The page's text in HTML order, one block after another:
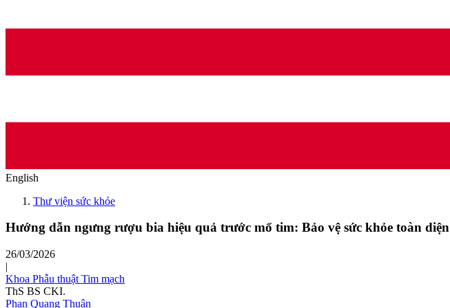
English
Thư viện sức khỏe
Hướng dẫn ngưng rượu bia hiệu quả trước mổ tim: Bảo vệ sức khỏe toàn diện
26/03/2026
|
Khoa Phẫu thuật Tim mạch
ThS BS CKI.
Phan Quang Thuận